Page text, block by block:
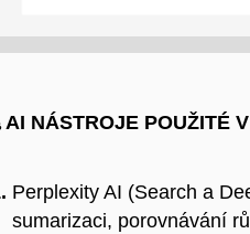
AI NÁSTROJE POUŽITÉ
Perplexity AI (Search a
sumarizaci, porovnávání